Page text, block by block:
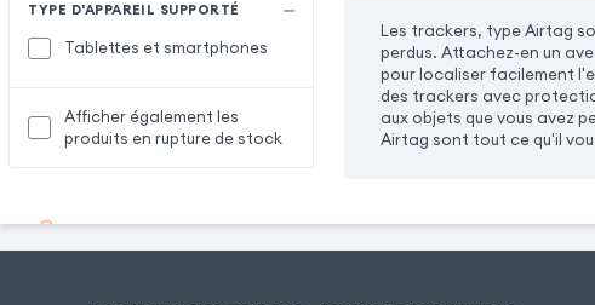
TYPE D'APPAREIL SUPPORTÉ
Tablettes et smartphones
Afficher également les
produits en rupture de stock
Les trackers, type Airtag
perdus. Attachez-en un
pour localiser facilement
des trackers avec
aux objets que vous avez
Airtag sont tout ce qu'il